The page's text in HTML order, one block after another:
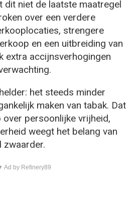
dit niet de laatste maatregel
over een verdere
strengere
en een uitbreiding van
extra accijnsverhogingen
het steeds minder
maken van tabak. Dat
persoonlijke vrijheid,
weegt het belang van
zwaarder.
Ad by Refinery89